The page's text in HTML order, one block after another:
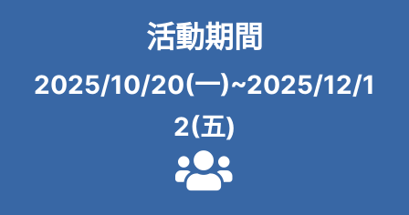
活動期間
2025/10/20(一)~2025/12/1
2(五)